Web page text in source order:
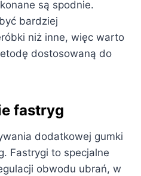
są spodnie.
bardziej
niż inne, więc warto
dostosowaną do
fastryg
dodatkowej gumki
Fastrygi to specjalne
obwodu ubrań, w